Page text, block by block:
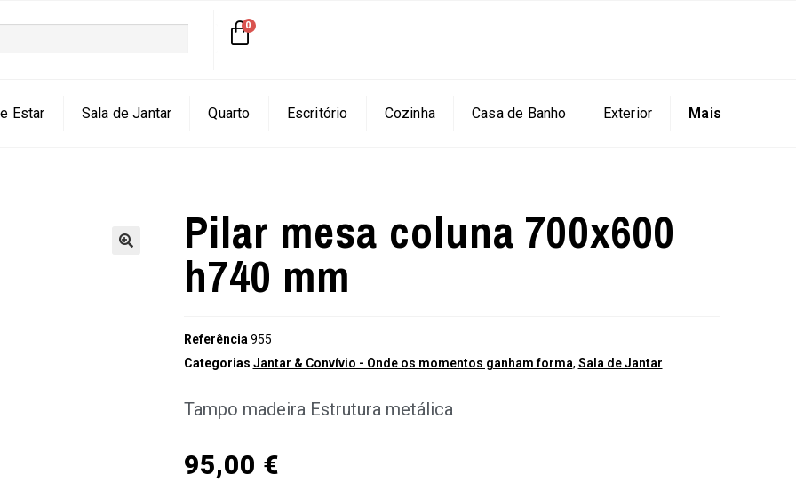
Estar Sala de Jantar Quarto Escritório Cozinha Casa de Banho Exterior Mais
Pilar mesa coluna 700x600
h740 mm
Referência955
Categorias Jantar & Convívio - Onde os momentos ganham forma, Sala de Jantar
Tampo madeira Estrutura metálica
95,00 €